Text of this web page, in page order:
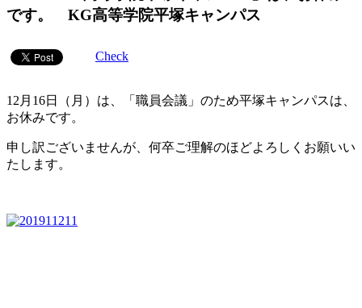
です。 KG高等学院平塚キャンパス
Check
12月16日（月）は、「職員会議」のため平塚キャンパスは、
お休みです。
申し訳ございませんが、何卒ご理解のほどよろしくお願いい
たします。